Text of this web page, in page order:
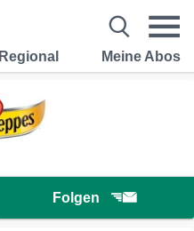
Regional Meine Abos
Folgen